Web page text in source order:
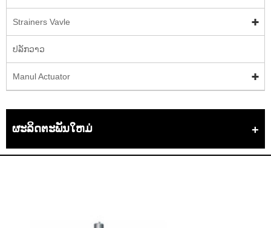
Strainers Vavle
ປລັກວາວ
Manul Actuator
ຜະລິດຕະພັນໃຫມ່